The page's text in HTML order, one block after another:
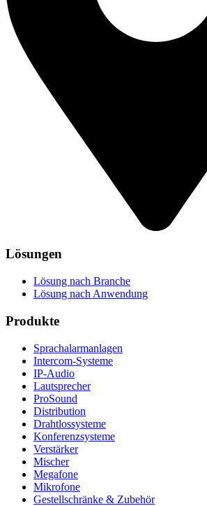
Lösungen
Lösung nach Branche
Lösung nach Anwendung
Produkte
Sprachalarmanlagen
Intercom-Systeme
IP-Audio
Lautsprecher
ProSound
Distribution
Drahtlossysteme
Konferenzsysteme
Verstärker
Mischer
Megafone
Mikrofone
Gestellschränke & Zubehör